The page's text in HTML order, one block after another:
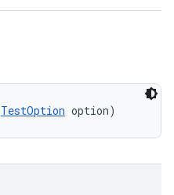
TestOption option)